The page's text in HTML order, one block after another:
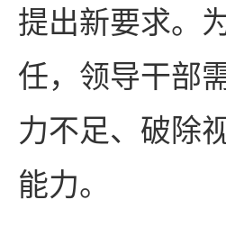
提出新要求。
任，领导干部
力不足、破除
能力。